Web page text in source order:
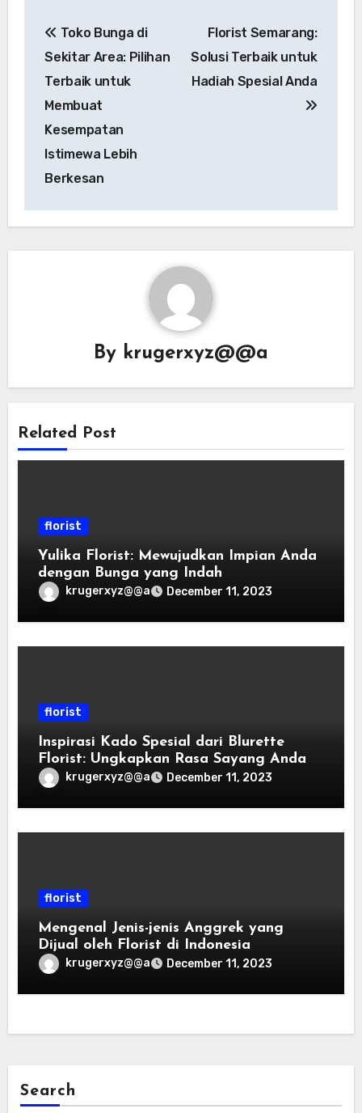
navigation
Toko Bunga di
Sekitar Area: Pilihan
Terbaik untuk
Membuat
Kesempatan
Istimewa Lebih
Berkesan
Florist Semarang:
Solusi Terbaik untuk
Hadiah Spesial Anda
By krugerxyz@@a
Related Post
florist
Yulika Florist: Mewujudkan Impian Anda
dengan Bunga yang Indah
krugerxyz@@a December 11, 2023
florist
Inspirasi Kado Spesial dari Blurette
Florist: Ungkapkan Rasa Sayang Anda
krugerxyz@@a December 11, 2023
florist
Mengenal Jenis-jenis Anggrek yang
Dijual oleh Florist di Indonesia
krugerxyz@@a December 11, 2023
Search